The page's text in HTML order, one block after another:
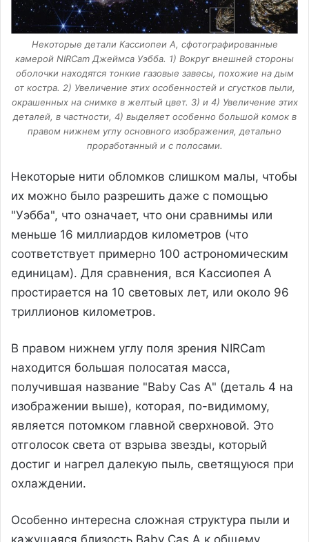
Некоторые детали Кассиопеи А, сфотографированные
камерой NIRCam Джеймса Уэбба. 1) Вокруг внешней стороны
оболочки находятся тонкие газовые завесы, похожие на дым
от костра. 2) Увеличение этих особенностей и сгустков пыли,
окрашенных на снимке в желтый цвет. 3) и 4) Увеличение этих
деталей, в частности, 4) выделяет особенно большой комок в
правом нижнем углу основного изображения, детально
проработанный и с полосами.
Некоторые нити обломков слишком малы, чтобы
их можно было разрешить даже с помощью
"Уэбба", что означает, что они сравнимы или
меньше 16 миллиардов километров (что
соответствует примерно 100 астрономическим
единицам). Для сравнения, вся Кассиопея А
простирается на 10 световых лет, или около 96
триллионов километров.
В правом нижнем углу поля зрения NIRCam
находится большая полосатая масса,
получившая название "Baby Cas A" (деталь 4 на
изображении выше), которая, по-видимому,
является потомком главной сверхновой. Это
отголосок света от взрыва звезды, который
достиг и нагрел далекую пыль, светящуюся при
охлаждении.
Особенно интересна сложная структура пыли и